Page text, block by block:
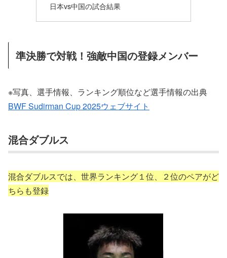
日本vs中国の試合結果
準決勝で対戦！強敵中国の登録メンバー
※写真、選手情報、ランキング順位など選手情報の出典
BWF Sudirman Cup 2025ウェブサイト
混合ダブルス
混合ダブルスでは、世界ランキング１位、２位のペアがど
ちらも登録